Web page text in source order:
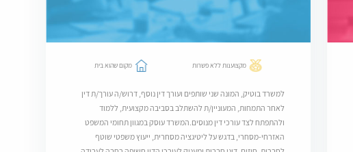
מקצוענות ללא פשרות מקום שהוא בית
למשרד בוטיק, המונה שני שותפים ועורך דין נוסף, דרוש/ה עורך/ת דין
לאחר התמחות, המעוניין/ת להשתלב בסביבה מקצועית, ללמוד
ולהתפתח לצד עורכי דין מנוסים.המשרד עוסק במגוון תחומי המשפט
האזרחי-מסחרי, בדגש על ליטיגציה מסחרית, ייעוץ משפטי שוטף